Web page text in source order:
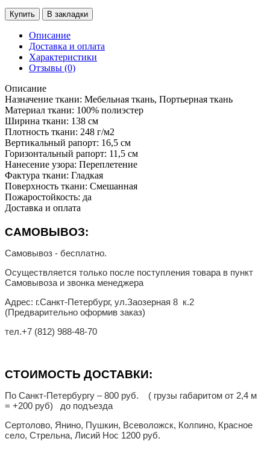
Купить В закладки
Описание
Доставка и оплата
Характеристики
Отзывы (0)
Описание
Назначение ткани: Мебельная ткань, Портьерная ткань
Материал ткани: 100% полиэстер
Ширина ткани: 138 см
Плотность ткани: 248 г/м2
Вертикальный рапорт: 16,5 см
Горизонтальный рапорт: 11,5 см
Нанесение узора: Переплетение
Фактура ткани: Гладкая
Поверхность ткани: Смешанная
Пожаростойкость: да
Доставка и оплата
САМОВЫВОЗ:
Самовывоз - бесплатно.
Осуществляется только после поступления товара в пункт
Самовывоза и звонка менеджера
Адрес: г.Санкт-Петербург, ул.Заозерная 8 к.2
(Предварительно оформив заказ)
тел.+7 (812) 988-48-70
СТОИМОСТЬ ДОСТАВКИ:
По Санкт-Петербургу – 800 руб. ( грузы габаритом от 2,4 м
= +200 руб) до подъезда
Сертолово, Янино, Пушкин, Всеволожск, Колпино, Красное
село, Стрельна, Лисий Нос 1200 руб.